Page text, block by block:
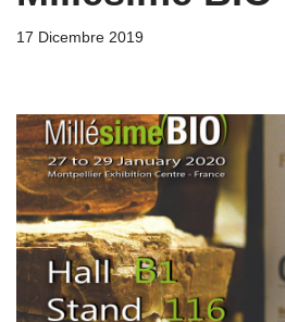
17 Dicembre 2019